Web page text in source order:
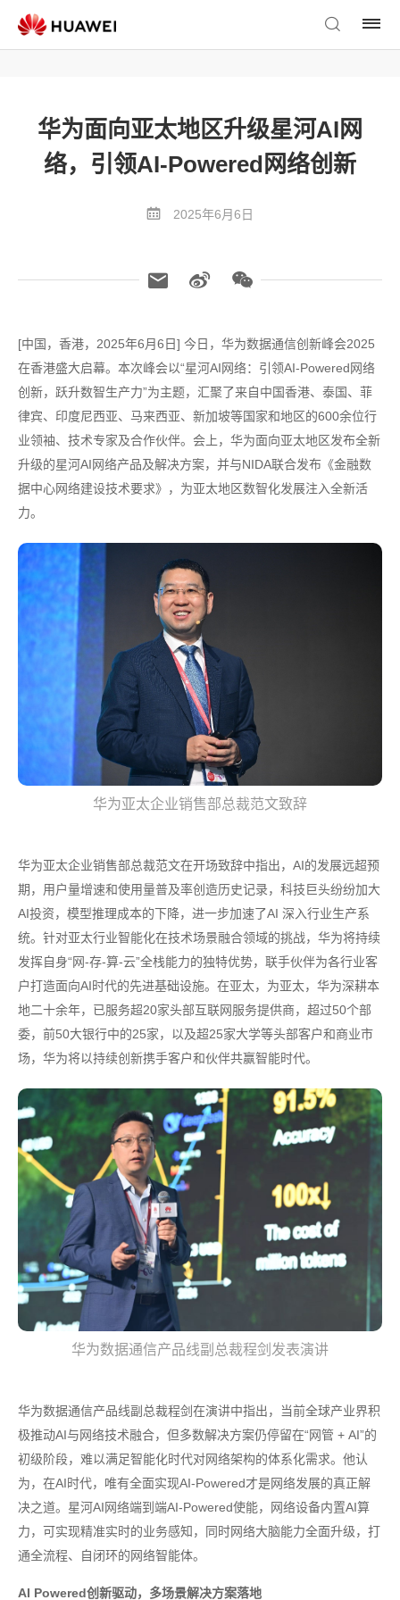
华为面向亚太地区升级星河AI网
络，引领AI-Powered网络创新
2025年6月6日
[中国，香港，2025年6月6日] 今日，华为数据通信创新峰会2025
在香港盛大启幕。本次峰会以“星河AI网络：引领AI-Powered网络
创新，跃升数智生产力”为主题，汇聚了来自中国香港、泰国、菲
律宾、印度尼西亚、马来西亚、新加坡等国家和地区的600余位行
业领袖、技术专家及合作伙伴。会上，华为面向亚太地区发布全新
升级的星河AI网络产品及解决方案，并与NIDA联合发布《金融数
据中心网络建设技术要求》，为亚太地区数智化发展注入全新活
力。
华为亚太企业销售部总裁范文致辞
华为亚太企业销售部总裁范文在开场致辞中指出，AI的发展远超预
期，用户量增速和使用量普及率创造历史记录，科技巨头纷纷加大
AI投资，模型推理成本的下降，进一步加速了AI 深入行业生产系
统。针对亚太行业智能化在技术场景融合领域的挑战，华为将持续
发挥自身“网-存-算-云”全栈能力的独特优势，联手伙伴为各行业客
户打造面向AI时代的先进基础设施。在亚太，为亚太，华为深耕本
地二十余年，已服务超20家头部互联网服务提供商，超过50个部
委，前50大银行中的25家，以及超25家大学等头部客户和商业市
场，华为将以持续创新携手客户和伙伴共赢智能时代。
华为数据通信产品线副总裁程剑发表演讲
华为数据通信产品线副总裁程剑在演讲中指出，当前全球产业界积
极推动AI与网络技术融合，但多数解决方案仍停留在“网管 + AI”的
初级阶段，难以满足智能化时代对网络架构的体系化需求。他认
为，在AI时代，唯有全面实现AI-Powered才是网络发展的真正解
决之道。星河AI网络端到端AI-Powered使能，网络设备内置AI算
力，可实现精准实时的业务感知，同时网络大脑能力全面升级，打
通全流程、自闭环的网络智能体。
AI Powered创新驱动，多场景解决方案落地